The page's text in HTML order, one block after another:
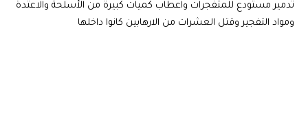
تدمير مستودع للمتفجرات واعطاب كميات كبيرة من الأسلحة والاعتدة
ومواد التفجير وقتل العشرات من الارهابين كانوا داخلها